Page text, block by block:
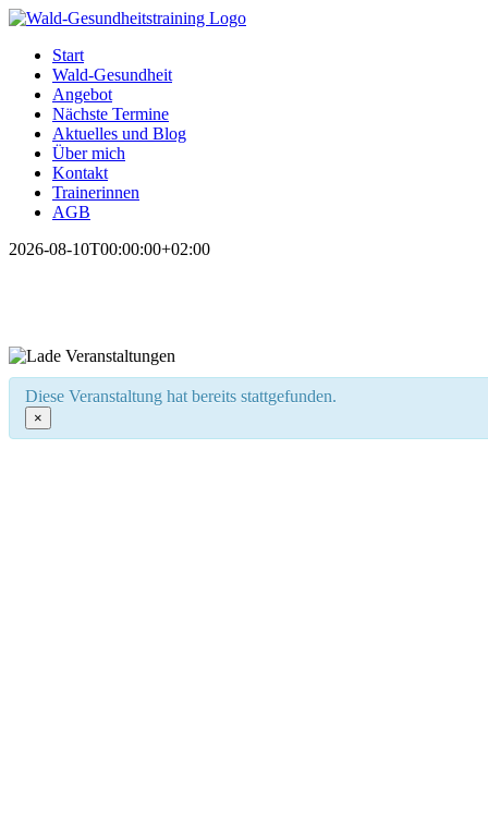
Zum
springenStart
Wald-Gesundheit
Angebot
Nächste Termine
Aktuelles und Blog
Über mich
Kontakt
Trainerinnen
AGB
2026-08-10T00:00:00+02:00
Diese Veranstaltung hat bereits stattgefunden.
×